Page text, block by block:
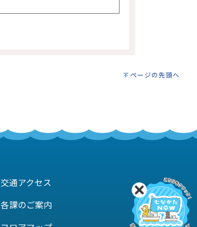
ページの先頭へ
交通アクセス
各課のご案内